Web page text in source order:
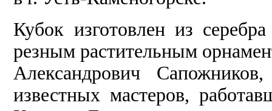
Кубок изготовлен из
резным растительным
Александрович
известных мастеров,